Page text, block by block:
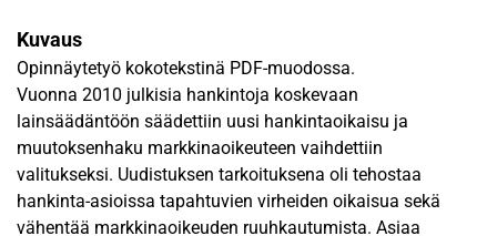
Kuvaus
Opinnäytetyö kokotekstinä PDF-muodossa.
Vuonna 2010 julkisia hankintoja koskevaan
lainsäädäntöön säädettiin uusi hankintaoikaisu ja
muutoksenhaku markkinaoikeuteen vaihdettiin
valitukseksi. Uudistuksen tarkoituksena oli tehostaa
hankinta-asioissa tapahtuvien virheiden oikaisua sekä
vähentää markkinaoikeuden ruuhkautumista. Asiaa